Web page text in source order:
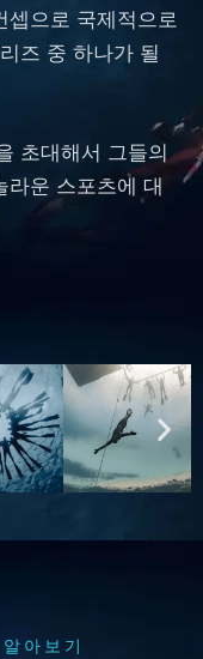
셉으로 국제적으로
즈 중 하나가 될
초대해서 그들의
라운 스포츠에 대
아보기